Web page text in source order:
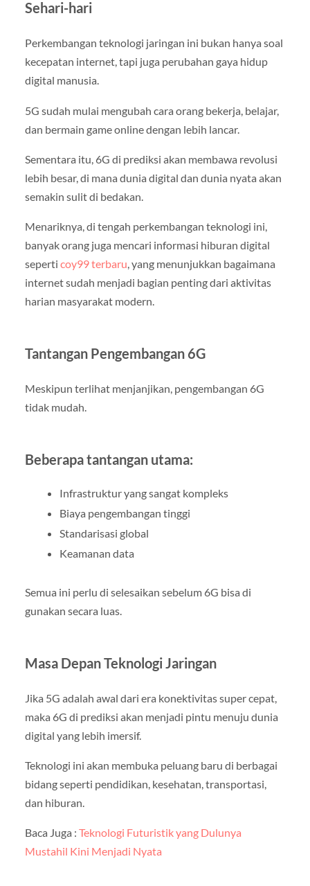
Sehari-hari
Perkembangan teknologi jaringan ini bukan hanya soal
kecepatan internet, tapi juga perubahan gaya hidup
digital manusia.
5G sudah mulai mengubah cara orang bekerja, belajar,
dan bermain game online dengan lebih lancar.
Sementara itu, 6G di prediksi akan membawa revolusi
lebih besar, di mana dunia digital dan dunia nyata akan
semakin sulit di bedakan.
Menariknya, di tengah perkembangan teknologi ini,
banyak orang juga mencari informasi hiburan digital
seperti coy99 terbaru , yang menunjukkan bagaimana
internet sudah menjadi bagian penting dari aktivitas
harian masyarakat modern.
Tantangan Pengembangan 6G
Meskipun terlihat menjanjikan, pengembangan 6G
tidak mudah.
Beberapa tantangan utama:
Infrastruktur yang sangat kompleks
Biaya pengembangan tinggi
Standarisasi global
Keamanan data
Semua ini perlu di selesaikan sebelum 6G bisa di
gunakan secara luas.
Masa Depan Teknologi Jaringan
Jika 5G adalah awal dari era konektivitas super cepat,
maka 6G di prediksi akan menjadi pintu menuju dunia
digital yang lebih imersif.
Teknologi ini akan membuka peluang baru di berbagai
bidang seperti pendidikan, kesehatan, transportasi,
dan hiburan.
Baca Juga : Teknologi Futuristik yang Dulunya
Mustahil Kini Menjadi Nyata